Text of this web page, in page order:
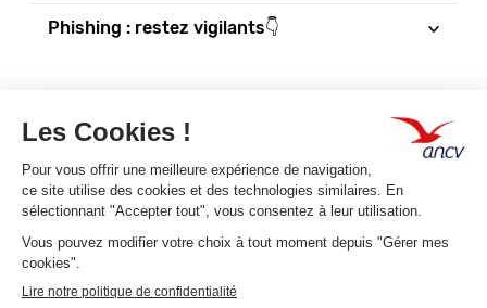
Phishing : restez vigilants👇